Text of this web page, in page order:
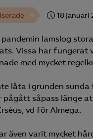
18 januari
lamslog
Vissa har fungerat
med mycket
låta i grunden
pågått såpass länge
vd för Almega.
även varit mycket